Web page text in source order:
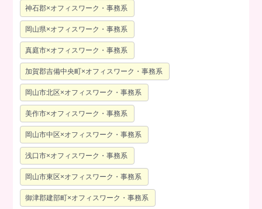
神石郡×オフィスワーク・事務系
岡山県×オフィスワーク・事務系
真庭市×オフィスワーク・事務系
加賀郡吉備中央町×オフィスワーク・事務系
岡山市北区×オフィスワーク・事務系
美作市×オフィスワーク・事務系
岡山市中区×オフィスワーク・事務系
浅口市×オフィスワーク・事務系
岡山市東区×オフィスワーク・事務系
御津郡建部町×オフィスワーク・事務系